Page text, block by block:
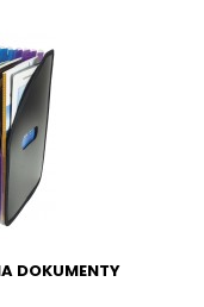
DOKUMENTY